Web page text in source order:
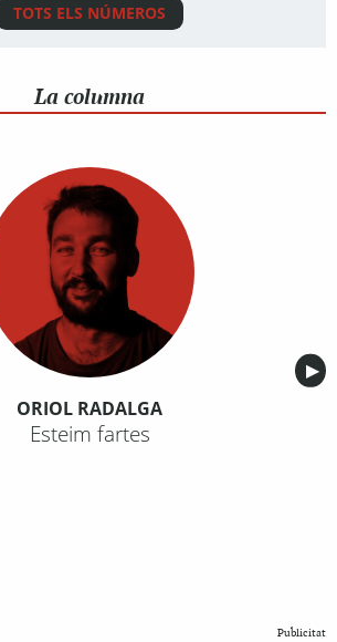
TOTS ELS NÚMEROS
La columna
▶︎
ORIOL RADALGA
Esteim fartes
Publicitat